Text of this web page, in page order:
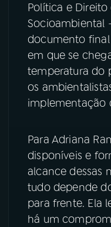
06VIDEOCASTS
08FESTIVAL DE
YouTube
TikTok
Política e
Socioambiental
documento
em que se
temperatura do
os
implementação
Para Adriana
disponíveis e
alcance dessas
tudo depende
para frente. Ela
há um